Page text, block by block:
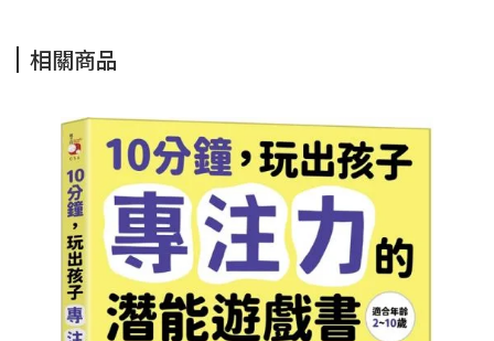
相關商品